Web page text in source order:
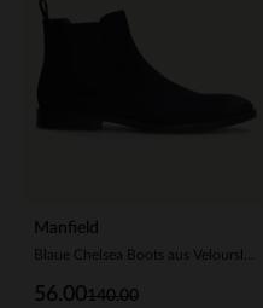
Manfield
140.00
56.00